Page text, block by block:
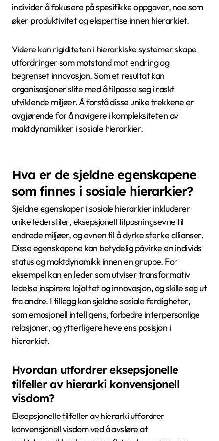
Hva er de unike trekkene ved
organisasjoner?
Hierarkiske systemer i organisasjoner viser unike
trekk som definerte autoritetsstrukturer, klare
kommunikasjonslinjer, og rolle-spesialisering. Disse
trekkene forbedrer effektivitet og beslutningstaking.
Definerte autoritetsstrukturer etablerer
kommunikasjonslinjer letter informasjonsflyt, og
sikrer at direktiver og tilbakemeldinger utveksles
effektivt. Rolle-spesialisering gjør det mulig for
individer å fokusere på spesifikke oppgaver, noe som
øker produktivitet og ekspertise innen hierarkiet.
Videre kan rigiditeten i hierarkiske systemer skape
utfordringer som motstand mot endring og
begrenset innovasjon. Som et resultat kan
organisasjoner slite med å tilpasse seg i raskt
utviklende miljøer. Å forstå disse unike trekkene er
avgjørende for å navigere i kompleksiteten av
maktdynamikker i sosiale hierarkier.